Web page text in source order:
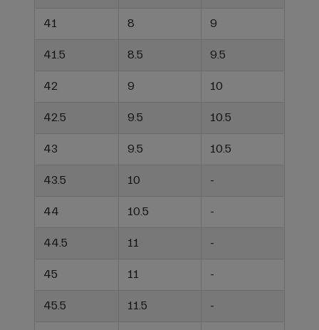
41 8 9
41.5 8.5 9.5
42 9 10
42.5 9.5 10.5
43 9.5 10.5
43.5 10 -
44 10.5 -
44.5 11 -
45 11 -
45.5 11.5 -